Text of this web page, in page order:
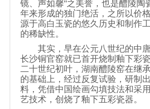
镜、声如馨"之美誉，也是醴陵陶
年来形成的独门绝活，之所以价
源于高白玉瓷的悠久历史和制作
的稀缺性。
其实，早在公元八世纪的中
长沙铜官窑就已首开烧制釉下彩
二十世纪初叶，湖南醴陵窑在继
的基础上，经过反复试验，研制
料，凭借中国绘画勾填技法和采
艺技术，创烧了釉下五彩瓷器。